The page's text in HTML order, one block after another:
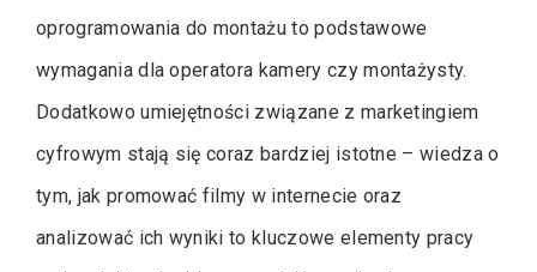
oprogramowania do montażu to podstawowe
wymagania dla operatora kamery czy montażysty.
Dodatkowo umiejętności związane z marketingiem
cyfrowym stają się coraz bardziej istotne – wiedza o
tym, jak promować filmy w internecie oraz
analizować ich wyniki to kluczowe elementy pracy